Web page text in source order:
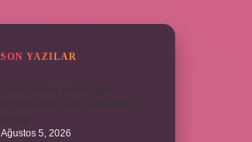
SON YAZILAR
Kromozomlar hücre yaşam
döngüsünün hangi evresinde ilk
Ağustos 5, 2026